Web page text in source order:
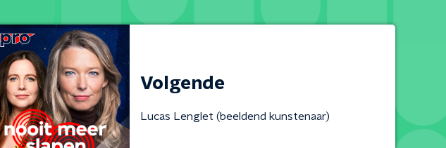
Volgende
Lucas Lenglet (beeldend kunstenaar)